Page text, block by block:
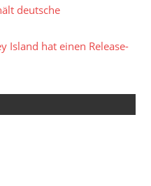
deutsche
Island hat einen Release-